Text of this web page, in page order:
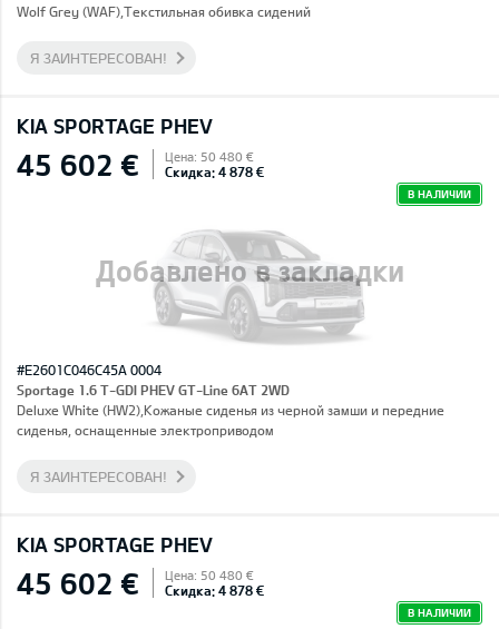
Wolf Grey (WAF),Текстильная обивка сидений
Я ЗАИНТЕРЕСОВАН!
KIA SPORTAGE PHEV
Добавлено в закладки
45 602 € Цена: 50 480 €
Скидка: 4 878 €
В НАЛИЧИИ
#E2601C046C45A 0004
Sportage 1.6 T-GDI PHEV GT-Line 6AT 2WD
Deluxe White (HW2),Кожаные сиденья из черной замши и передние
сиденья, оснащенные электроприводом
Я ЗАИНТЕРЕСОВАН!
KIA SPORTAGE PHEV
45 602 € Цена: 50 480 €
Скидка: 4 878 €
В НАЛИЧИИ